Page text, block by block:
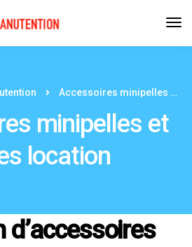
Accessoires minipelles et pelles location
minipelles et
location
d’accessoires